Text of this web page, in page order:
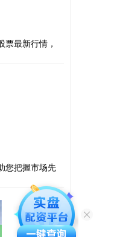
最新行情，
您把握市场先